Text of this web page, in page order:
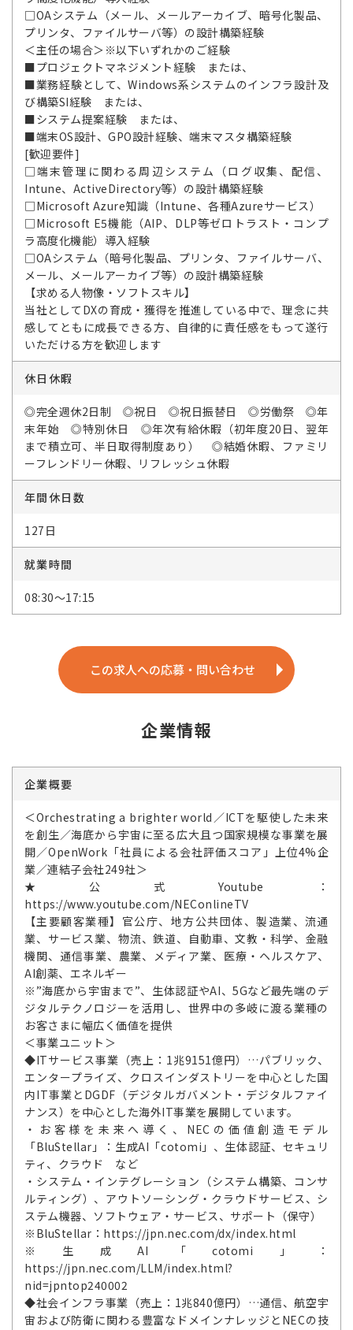
□OAシステム（メール、メールアーカイブ、暗号化製品、
プリンタ、ファイルサーバ等）の設計構築経験
＜主任の場合＞※以下いずれかのご経験
■プロジェクトマネジメント経験 または、
■業務経験として、Windows系システムのインフラ設計及
び構築SI経験 または、
■システム提案経験 または、
■端末OS設計、GPO設計経験、端末マスタ構築経験
[歓迎要件]
□端末管理に関わる周辺システム（ログ収集、配信、
Intune、ActiveDirectory等）の設計構築経験
□Microsoft Azure知識（Intune、各種Azureサービス）
□Microsoft E5機能（AIP、DLP等ゼロトラスト・コンプ
ラ高度化機能）導入経験
□OAシステム（暗号化製品、プリンタ、ファイルサーバ、
メール、メールアーカイブ等）の設計構築経験
【求める人物像・ソフトスキル】
当社としてDXの育成・獲得を推進している中で、理念に共
感してともに成長できる方、自律的に責任感をもって遂行
いただける方を歓迎します
休日休暇
◎完全週休2日制 ◎祝日 ◎祝日振替日 ◎労働祭 ◎年
末年始 ◎特別休日 ◎年次有給休暇（初年度20日、翌年
まで積立可、半日取得制度あり） ◎結婚休暇、ファミリ
ーフレンドリー休暇、リフレッシュ休暇
年間休日数
127日
就業時間
08:30～17:15
この求人への応募・問い合わせ
企業情報
企業概要
＜Orchestrating a brighter world／ICTを駆使した未来
を創生／海底から宇宙に至る広大且つ国家規模な事業を展
開／OpenWork「社員による会社評価スコア」上位4%企
業／連結子会社249社＞
★公式Youtube：
https://www.youtube.com/NEConlineTV
【主要顧客業種】官公庁、地方公共団体、製造業、流通
業、サービス業、物流、鉄道、自動車、文教・科学、金融
機関、通信事業、農業、メディア業、医療・ヘルスケア、
AI創薬、エネルギー
※”海底から宇宙まで”、生体認証やAI、5Gなど最先端のデ
ジタルテクノロジーを活用し、世界中の多岐に渡る業種の
お客さまに幅広く価値を提供
＜事業ユニット＞
◆ITサービス事業（売上：1兆9151億円）…パブリック、
エンタープライズ、クロスインダストリーを中心とした国
内IT事業とDGDF（デジタルガバメント・デジタルファイ
ナンス）を中心とした海外IT事業を展開しています。
・お客様を未来へ導く、NECの価値創造モデル
「BluStellar」：生成AI「cotomi」、生体認証、セキュリ
ティ、クラウド など
・システム・インテグレーション（システム構築、コンサ
ルティング）、アウトソーシング・クラウドサービス、シ
ステム機器、ソフトウェア・サービス、サポート（保守）
※BluStellar：https://jpn.nec.com/dx/index.html
※生成AI「cotomi」：
https://jpn.nec.com/LLM/index.html?
nid=jpntop240002
◆社会インフラ事業（売上：1兆840億円）…通信、航空宇
宙および防衛に関わる豊富なドメインナレッジとNECの技